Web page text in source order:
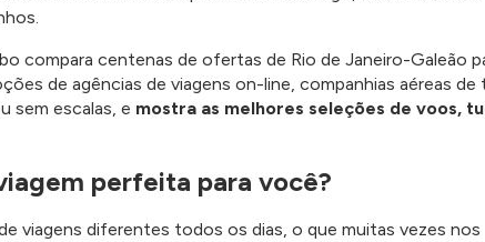
compara centenas de ofertas de Rio de Janeiro-Galeão
de agências de viagens on-line, companhias aéreas de
sem escalas, e mostra as melhores seleções de voos,
perfeita para você?
viagens diferentes todos os dias, o que muitas vezes nos